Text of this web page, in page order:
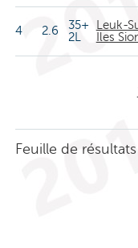
4 2.6
35+
2L
Leuk-
Iles
Feuille de résultats